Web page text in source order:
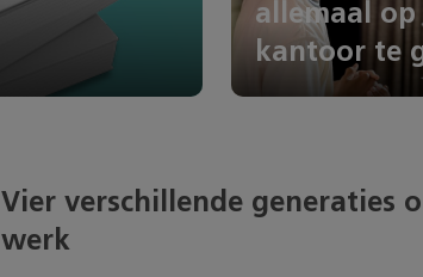
allemaal
kantoor te
Vier verschillende generaties
werk